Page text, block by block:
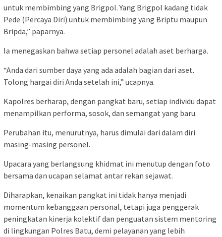
untuk membimbing yang Brigpol. Yang Brigpol kadang tidak
Pede (Percaya Diri) untuk membimbing yang Briptu maupun
Bripda,” paparnya.
Ia menegaskan bahwa setiap personel adalah aset berharga.
“Anda dari sumber daya yang ada adalah bagian dari aset.
Tolong hargai diri Anda setelah ini,” ucapnya.
Kapolres berharap, dengan pangkat baru, setiap individu dapat
menampilkan performa, sosok, dan semangat yang baru.
Perubahan itu, menurutnya, harus dimulai dari dalam diri
masing-masing personel.
Upacara yang berlangsung khidmat ini menutup dengan foto
bersama dan ucapan selamat antar rekan sejawat.
Diharapkan, kenaikan pangkat ini tidak hanya menjadi
momentum kebanggaan personal, tetapi juga penggerak
peningkatan kinerja kolektif dan penguatan sistem mentoring
di lingkungan Polres Batu, demi pelayanan yang lebih